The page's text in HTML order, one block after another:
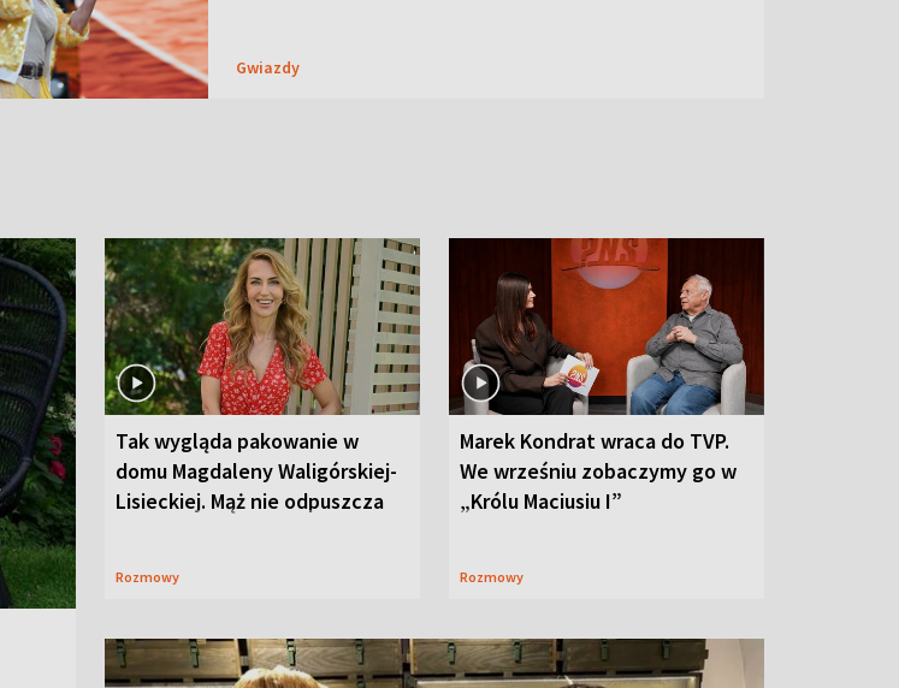
Gwiazdy
Tak wygląda pakowanie w
domu Magdaleny Waligórskiej-
Lisieckiej. Mąż nie odpuszcza
Rozmowy
Marek Kondrat wraca do TVP.
We wrześniu zobaczymy go w
„Królu Maciusiu I”
Rozmowy